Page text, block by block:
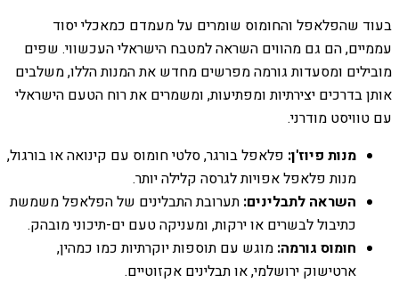
בעוד שהפלאפל והחומוס שומרים על מעמדם כמאכלי יסוד
עממיים, הם גם מהווים השראה למטבח הישראלי העכשווי. שפים
מובילים ומסעדות גורמה מפרשים מחדש את המנות הללו, משלבים
אותן בדרכים יצירתיות ומפתיעות, ומשמרים את רוח הטעם הישראלי
עם טוויסט מודרני.
מנות פיוז'ן: פלאפל בורגר, סלטי חומוס עם קינואה או בורגול,
מנות פלאפל אפויות לגרסה קלילה יותר.
השראה לתבלינים: תערובת התבלינים של הפלאפל משמשת
כתיבול לבשרים או ירקות, ומעניקה טעם ים-תיכוני מובהק.
חומוס גורמה: מוגש עם תוספות יוקרתיות כמו כמהין,
ארטישוק ירושלמי, או תבלינים אקזוטיים.